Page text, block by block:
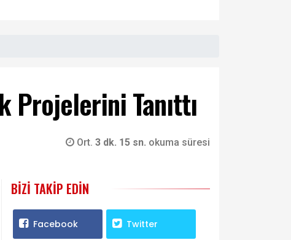
Projelerini Tanıttı
Ort. 3 dk. 15 sn. okuma süresi
BIZI TAKIP EDIN
Facebook Twitter